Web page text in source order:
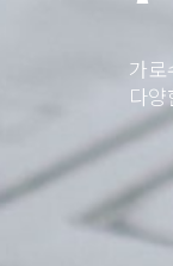
가
다